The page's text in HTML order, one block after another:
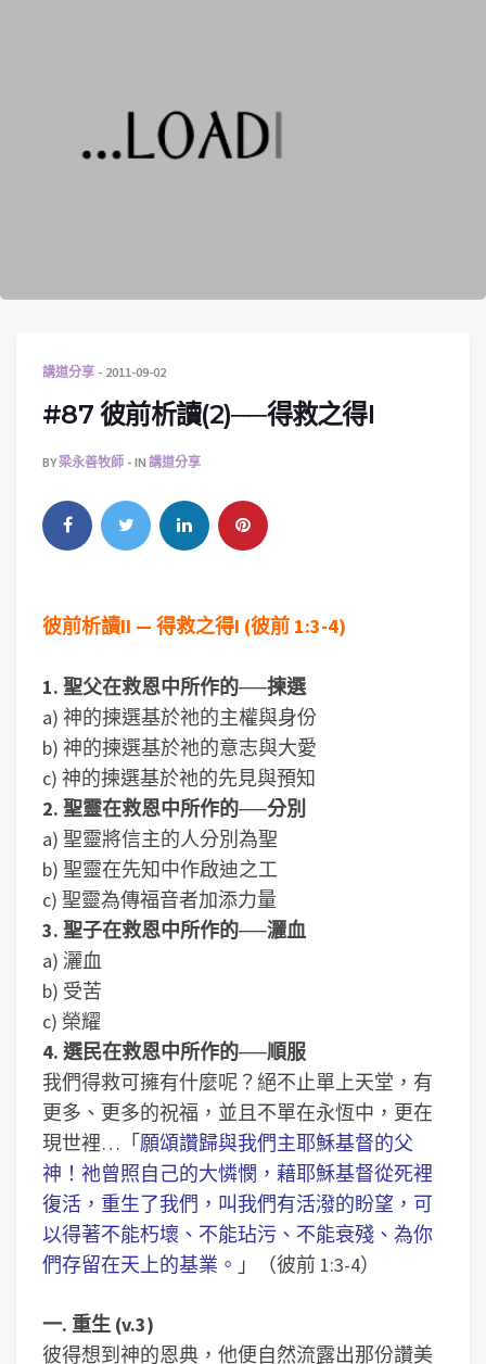
講道分享 2011-09-02
#87 彼前析讀(2)──得救之得I
BY梁永善牧師 IN 講道分享
彼前析讀II — 得救之得I (彼前 1:3-4)
1. 聖父在救恩中所作的──揀選
a) 神的揀選基於祂的主權與身份
b) 神的揀選基於祂的意志與大愛
c) 神的揀選基於祂的先見與預知
2. 聖靈在救恩中所作的──分別
a) 聖靈將信主的人分別為聖
b) 聖靈在先知中作啟迪之工
c) 聖靈為傳福音者加添力量
3. 聖子在救恩中所作的──灑血
a) 灑血
b) 受苦
c) 榮耀
4. 選民在救恩中所作的──順服
我們得救可擁有什麼呢？絕不止單上天堂，有
更多、更多的祝福，並且不單在永恆中，更在
現世裡…「願頌讚歸與我們主耶穌基督的父
神！祂曾照自己的大憐憫，藉耶穌基督從死裡
復活，重生了我們，叫我們有活潑的盼望，可
以得著不能朽壞、不能玷污、不能衰殘、為你
們存留在天上的基業。 」（彼前 1:3-4）
一. 重生 (v.3)
彼得想到神的恩典，他便自然流露出那份讚美